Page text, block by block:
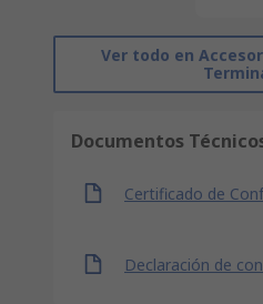
Ver todo en
Documentos
Certificado de
Declaración de